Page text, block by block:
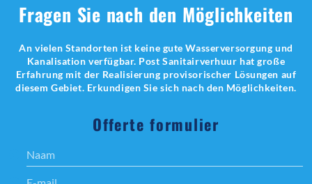
Fragen Sie nach den Möglichkeiten
An vielen Standorten ist keine gute Wasserversorgung und
Kanalisation verfügbar. Post Sanitairverhuur hat große
Erfahrung mit der Realisierung provisorischer Lösungen auf
diesem Gebiet. Erkundigen Sie sich nach den Möglichkeiten.
Offerte formulier